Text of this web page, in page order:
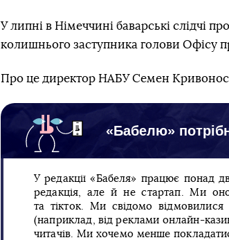
У липні в Німеччині баварські слідчі
колишнього заступника голови Офісу
Про це директор НАБУ Семен Кривонос
«Бабелю»
У редакції «Бабеля» працює понад
редакція, але й не стартап. Ми
та тікток. Ми свідомо відмовилися
(наприклад, від реклами онлайн-
читачів. Ми хочемо менше